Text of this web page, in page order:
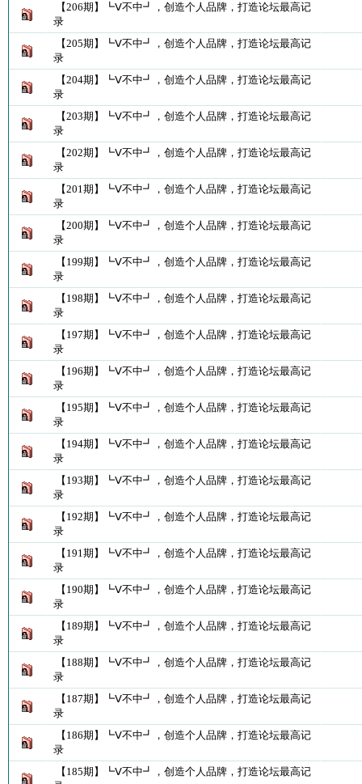
【206期】┗Ⅴ不中┛，创造个人品牌，打造论坛最高记
录
【205期】┗Ⅴ不中┛，创造个人品牌，打造论坛最高记
录
【204期】┗Ⅴ不中┛，创造个人品牌，打造论坛最高记
录
【203期】┗Ⅴ不中┛，创造个人品牌，打造论坛最高记
录
【202期】┗Ⅴ不中┛，创造个人品牌，打造论坛最高记
录
【201期】┗Ⅴ不中┛，创造个人品牌，打造论坛最高记
录
【200期】┗Ⅴ不中┛，创造个人品牌，打造论坛最高记
录
【199期】┗Ⅴ不中┛，创造个人品牌，打造论坛最高记
录
【198期】┗Ⅴ不中┛，创造个人品牌，打造论坛最高记
录
【197期】┗Ⅴ不中┛，创造个人品牌，打造论坛最高记
录
【196期】┗Ⅴ不中┛，创造个人品牌，打造论坛最高记
录
【195期】┗Ⅴ不中┛，创造个人品牌，打造论坛最高记
录
【194期】┗Ⅴ不中┛，创造个人品牌，打造论坛最高记
录
【193期】┗Ⅴ不中┛，创造个人品牌，打造论坛最高记
录
【192期】┗Ⅴ不中┛，创造个人品牌，打造论坛最高记
录
【191期】┗Ⅴ不中┛，创造个人品牌，打造论坛最高记
录
【190期】┗Ⅴ不中┛，创造个人品牌，打造论坛最高记
录
【189期】┗Ⅴ不中┛，创造个人品牌，打造论坛最高记
录
【188期】┗Ⅴ不中┛，创造个人品牌，打造论坛最高记
录
【187期】┗Ⅴ不中┛，创造个人品牌，打造论坛最高记
录
【186期】┗Ⅴ不中┛，创造个人品牌，打造论坛最高记
录
【185期】┗Ⅴ不中┛，创造个人品牌，打造论坛最高记